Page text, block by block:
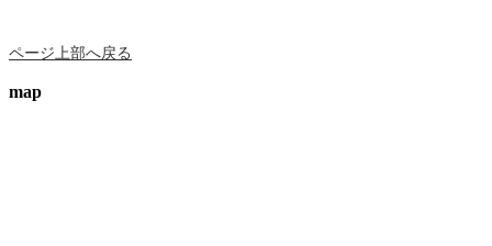
ページ上部へ戻る
map